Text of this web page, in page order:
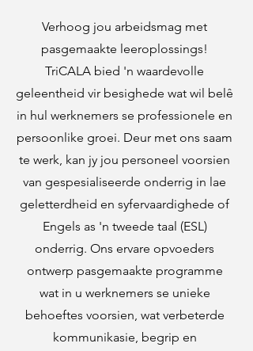
Verhoog jou arbeidsmag met
pasgemaakte leeroplossings!
TriCALA bied 'n waardevolle
geleentheid vir besighede wat wil belê
in hul werknemers se professionele en
persoonlike groei. Deur met ons saam
te werk, kan jy jou personeel voorsien
van gespesialiseerde onderrig in lae
geletterdheid en syfervaardighede of
Engels as 'n tweede taal (ESL)
onderrig. Ons ervare opvoeders
ontwerp pasgemaakte programme
wat in u werknemers se unieke
behoeftes voorsien, wat verbeterde
kommunikasie, begrip en